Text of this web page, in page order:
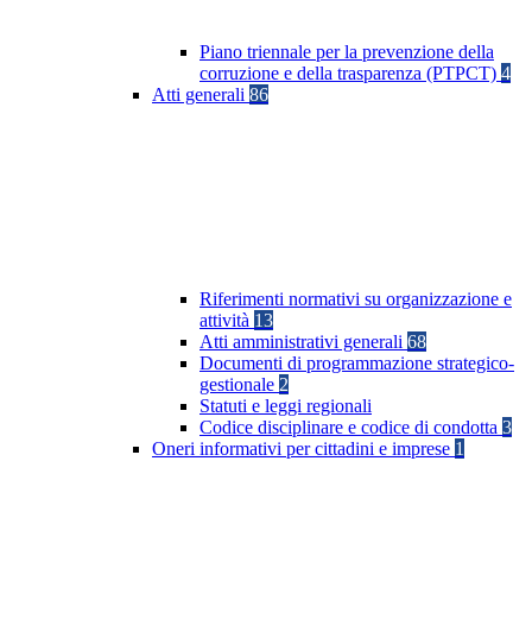
Piano triennale per la prevenzione della
corruzione e della trasparenza (PTPCT) 4
Atti generali 86
Riferimenti normativi su organizzazione e
attività 13
Atti amministrativi generali 68
Documenti di programmazione strategico-
gestionale 2
Statuti e leggi regionali
Codice disciplinare e codice di condotta 3
Oneri informativi per cittadini e imprese 1